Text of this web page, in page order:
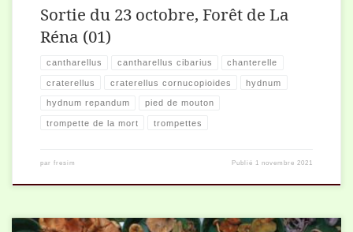
Sortie du 23 octobre, Forêt de La
Réna (01)
cantharellus cantharellus cibarius chanterelle
craterellus craterellus cornucopioides hydnum
hydnum repandum pied de mouton
trompette de la mort trompettes
par fresim Publié 1 novembre 2021